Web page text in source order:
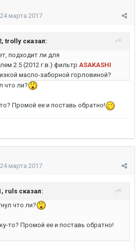
24 марта 2017
trolly сказал:
подходит ли для
2.5 (2012 г.в.) фильтр ASAKASHI
масло-заборной горловиной?
что ли?
Промой ее и поставь обратно!
24 марта 2017
ruls сказал:
что ли?
то? Промой ее и поставь обратно!